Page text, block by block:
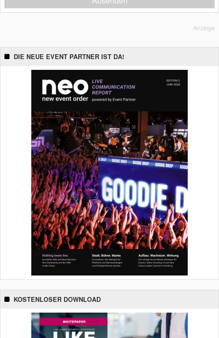
Anzeige
DIE NEUE EVENT PARTNER IST DA!
KOSTENLOSER DOWNLOAD